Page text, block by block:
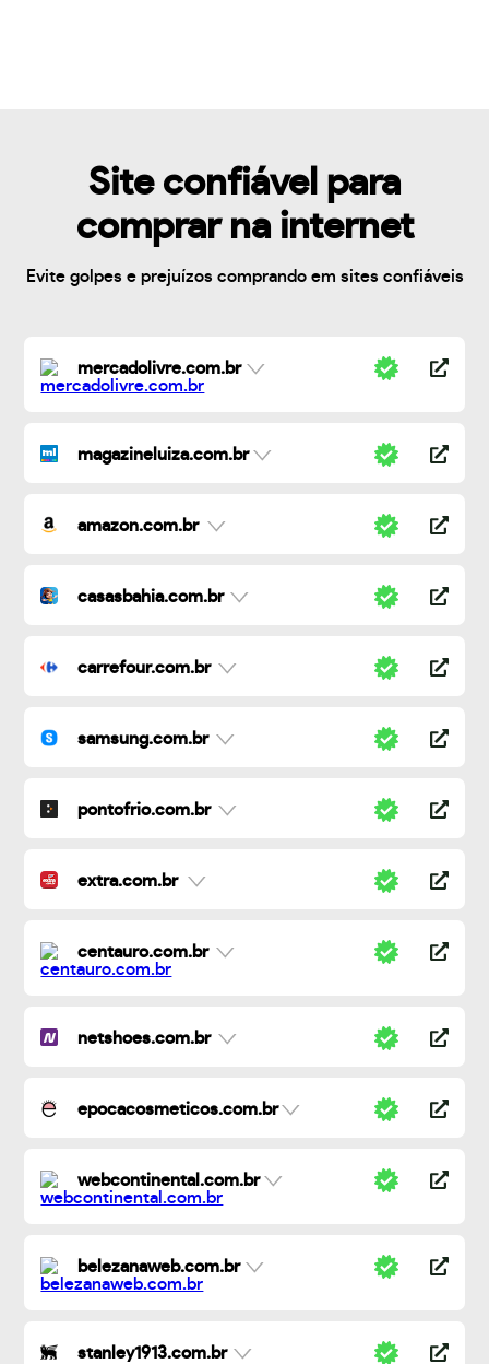
Site confiável para
comprar na internet
Evite golpes e prejuízos comprando em sites confiáveis
mercadolivre.com.br
magazineluiza.com.br
amazon.com.br
casasbahia.com.br
carrefour.com.br
samsung.com.br
pontofrio.com.br
extra.com.br
centauro.com.br
netshoes.com.br
epocacosmeticos.com.br
webcontinental.com.br
belezanaweb.com.br
stanley1913.com.br